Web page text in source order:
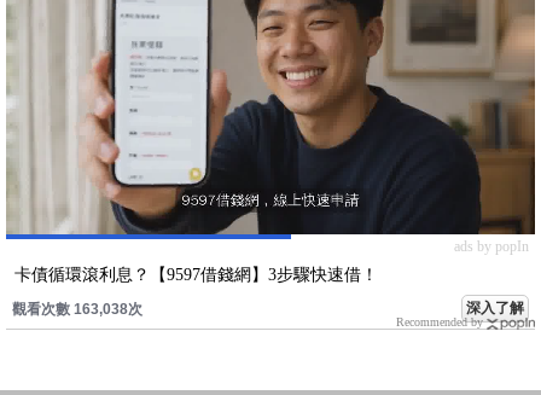
ads by popIn
卡債循環滾利息？【9597借錢網】3步驟快速借！
觀看次數 163,038次 深入了解
Recommended by